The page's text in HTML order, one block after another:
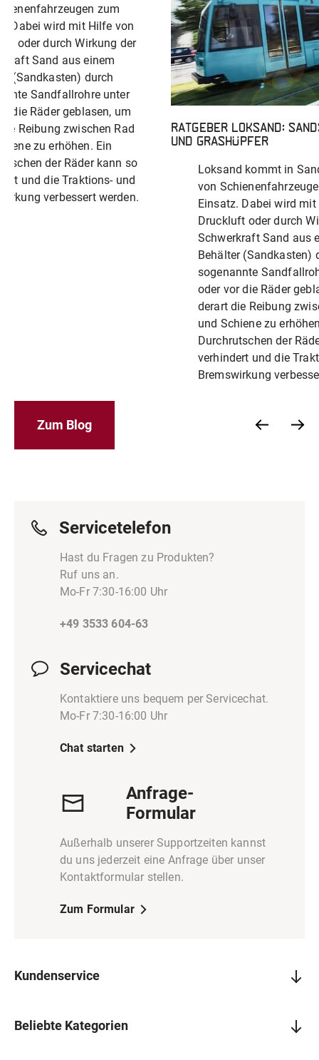
zum
Dabei wird mit Hilfe von
oder durch Wirkung der
Sand aus einem
(Sandkasten) durch
Sandfallrohre unter
die Räder geblasen, um
Reibung zwischen Rad
zu erhöhen. Ein
der Räder kann so
und die Traktions- und
verbessert werden.
Ratgeber Loksand:
und Grashüpfer
Loksand kommt in
von
Einsatz. Dabei wird
Druckluft oder durch
Schwerkraft Sand aus
Behälter (Sandkasten)
sogenannte
oder vor die Räder
derart die Reibung
und Schiene zu
Durchrutschen der
verhindert und die
Bremswirkung
Zum Blog
Servicetelefon
Hast du Fragen zu Produkten?
Ruf uns an.
Mo-Fr 7:30-16:00 Uhr
+49 3533 604-63
Servicechat
Kontaktiere uns bequem per Servicechat.
Mo-Fr 7:30-16:00 Uhr
Chat starten
Anfrage-
Formular
Außerhalb unserer Supportzeiten kannst
du uns jederzeit eine Anfrage über unser
Kontaktformular stellen.
Zum Formular
Kundenservice
Beliebte Kategorien